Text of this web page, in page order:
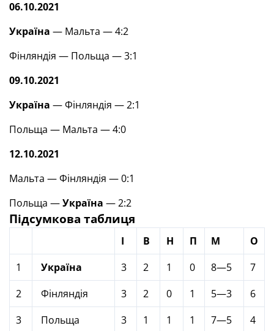
06.10.2021
Україна — Мальта — 4:2
Фінляндія — Польща — 3:1
09.10.2021
Україна — Фінляндія — 2:1
Польща — Мальта — 4:0
12.10.2021
Мальта — Фінляндія — 0:1
Польща —Україна — 2:2
Підсумкова таблиця
І В Н П М
О
1
Україна 3 2 1 0 8—5
7
2
Фінляндія 3 2 0 1 5—3
6
3
Польща 3 1 1 1 7—5
4